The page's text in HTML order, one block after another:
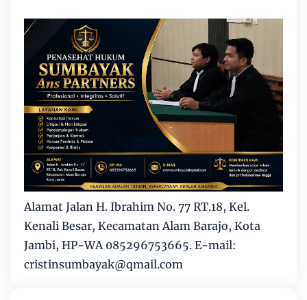
Alamat Jalan H. Ibrahim No. 77 RT.18, Kel.
Kenali Besar, Kecamatan Alam Barajo, Kota
Jambi, HP-WA 085296753665. E-mail:
cristinsumbayak@qmail.com